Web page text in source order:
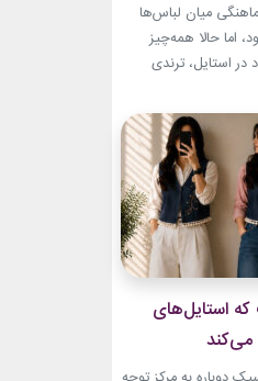
میان لباس‌ها
اما حالا همه‌چیز
در استایل، ترندی
از آن به‌عنوان یکی از
یاد می‌کنند. این
استایل‌های
می‌کند